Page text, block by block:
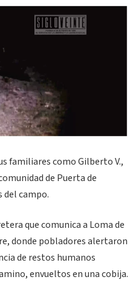
familiares como Gilberto V.,
de Puerta de
del campo.
que comunica a Loma de
donde pobladores alertaron
de restos humanos
envueltos en una cobija.